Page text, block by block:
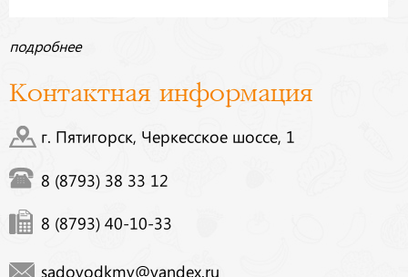
подробнее
Контактная информация
г. Пятигорск, Черкесское шоссе, 1
8 (8793) 38 33 12
8 (8793) 40-10-33
sadovodkmv@yandex.ru